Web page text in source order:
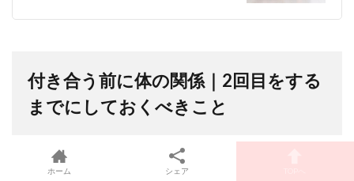
付き合う前に体の関係｜2回目をする
までにしておくべきこと
ホーム シェア